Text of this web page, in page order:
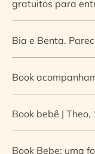
gratuitos para
Bia e Benta.
Book
Book bebê | Theo,
Book Bebe: uma